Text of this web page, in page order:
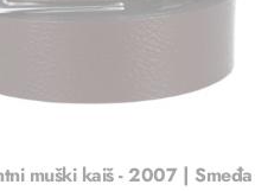
muški kaiš - 2007 | Smeđa